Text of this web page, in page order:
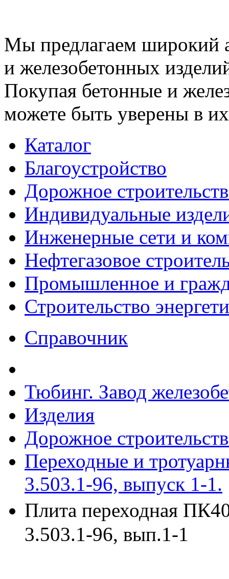
Мы предлагаем широкий
и железобетонных
Покупая бетонные и
можете быть уверены в их
Каталог
Благоустройство
Дорожное
Индивидуальные
Инженерные сети и
Нефтегазовое
Промышленное и
Строительство
Справочник
Тюбинг. Завод
Изделия
Дорожное
Переходные и
3.503.1-96, выпуск 1-1.
Плита переходная
3.503.1-96, вып.1-1